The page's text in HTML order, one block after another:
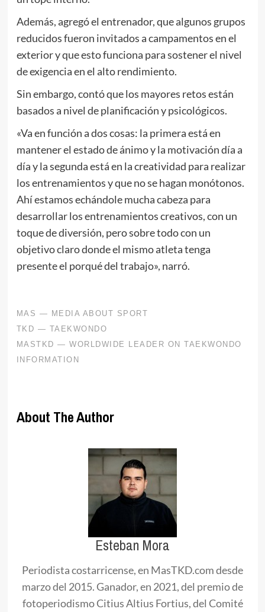
Además, agregó el entrenador, que algunos grupos
reducidos fueron invitados a campamentos en el
exterior y que esto funciona para sostener el nivel
de exigencia en el alto rendimiento.
Sin embargo, contó que los mayores retos están
basados a nivel de planificación y psicológicos.
«Va en función a dos cosas: la primera está en
mantener el estado de ánimo y la motivación día a
día y la segunda está en la creatividad para realizar
los entrenamientos y que no se hagan monótonos.
Ahí estamos echándole mucha cabeza para
desarrollar los entrenamientos creativos, con un
toque de diversión, pero sobre todo con un
objetivo claro donde el mismo atleta tenga
presente el porqué del trabajo», narró.
About The Author
Esteban Mora
Periodista costarricense, en MasTKD.com desde
marzo del 2015. Ganador, en 2021, del premio de
fotoperiodismo Citius Altius Fortius, del Comité